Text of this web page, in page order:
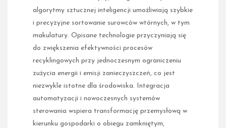
algorytmy sztucznej inteligencji umożliwiają szybkie
i precyzyjne sortowanie surowców wtórnych, w tym
makulatury. Opisane technologie przyczyniają się
do zwiększenia efektywności procesów
recyklingowych przy jednoczesnym ograniczeniu
zużycia energii i emisji zanieczyszczeń, co jest
niezwykle istotne dla środowiska. Integracja
automatyzacji i nowoczesnych systemów
sterowania wspiera transformację przemysłową w
kierunku gospodarki o obiegu zamkniętym,